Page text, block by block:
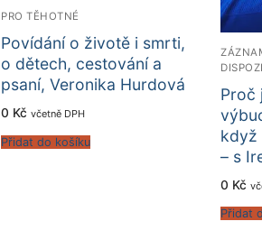
PRO TĚHOTNÉ
Povídání o životě i smrti,
o dětech, cestování a
psaní, Veronika Hurdová
0 Kč včetně DPH
Přidat do košíku
Proč
když
– s
0 Kč
Přidat